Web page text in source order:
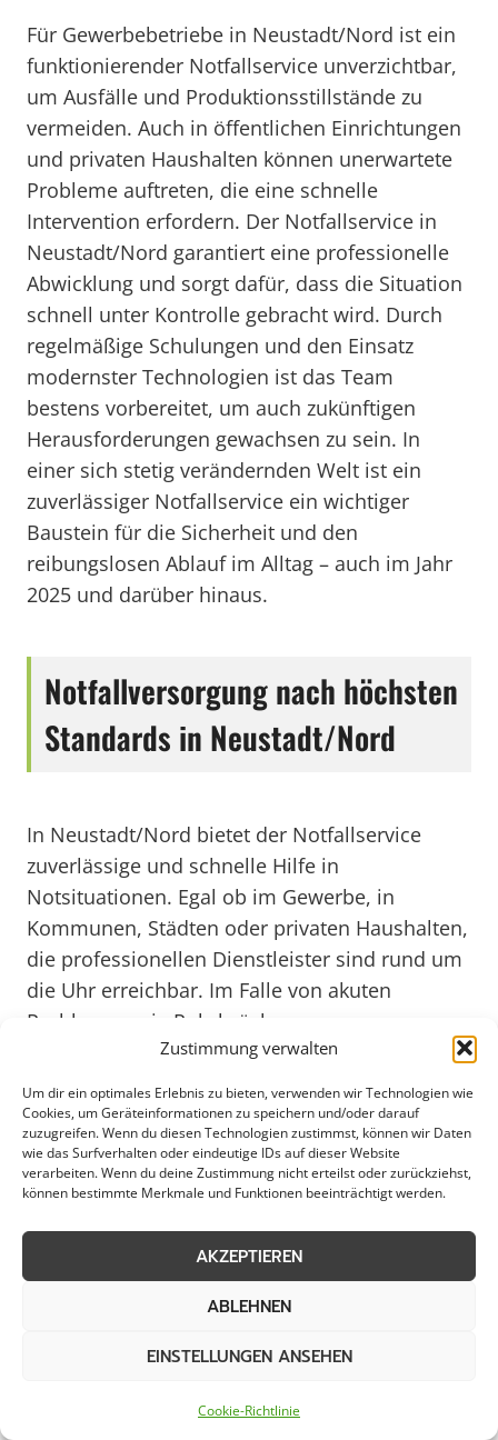
Zustimmung verwalten
Um dir ein optimales Erlebnis zu bieten, verwenden wir Technologien wie
Cookies, um Geräteinformationen zu speichern und/oder darauf
zuzugreifen. Wenn du diesen Technologien zustimmst, können wir Daten
wie das Surfverhalten oder eindeutige IDs auf dieser Website
verarbeiten. Wenn du deine Zustimmung nicht erteilst oder zurückziehst,
können bestimmte Merkmale und Funktionen beeinträchtigt werden.
AKZEPTIEREN
ABLEHNEN
EINSTELLUNGEN ANSEHEN
Cookie-Richtlinie
Für Gewerbebetriebe in Neustadt/Nord ist ein
funktionierender Notfallservice unverzichtbar,
um Ausfälle und Produktionsstillstände zu
vermeiden. Auch in öffentlichen Einrichtungen
und privaten Haushalten können unerwartete
Probleme auftreten, die eine schnelle
Intervention erfordern. Der Notfallservice in
Neustadt/Nord garantiert eine professionelle
Abwicklung und sorgt dafür, dass die Situation
schnell unter Kontrolle gebracht wird. Durch
regelmäßige Schulungen und den Einsatz
modernster Technologien ist das Team
bestens vorbereitet, um auch zukünftigen
Herausforderungen gewachsen zu sein. In
einer sich stetig verändernden Welt ist ein
zuverlässiger Notfallservice ein wichtiger
Baustein für die Sicherheit und den
reibungslosen Ablauf im Alltag – auch im Jahr
2025 und darüber hinaus.
Notfallversorgung nach höchsten
Standards in Neustadt/Nord
In Neustadt/Nord bietet der Notfallservice
zuverlässige und schnelle Hilfe in
Notsituationen. Egal ob im Gewerbe, in
Kommunen, Städten oder privaten Haushalten,
die professionellen Dienstleister sind rund um
die Uhr erreichbar. Im Falle von akuten
Problemen wie Rohrbrüchen,
Heizungsausfällen oder Glasschäden stehen
sie mit ihrem Fachwissen und ihrer Erfahrung
bereit, um schnellstmöglich Lösungen zu
finden und Schäden zu minimieren. Dieser
Notfallservice ist ein unverzichtbarer Partner
für alle, die auf professionelle Unterstützung in
kritischen Momenten angewiesen sind.
Die Experten in Neustadt/Nord zeichnen sich
Reaktionszeit aus. Sie arbeiten effizient, um die
Situation rasch unter Kontrolle zu bringen und